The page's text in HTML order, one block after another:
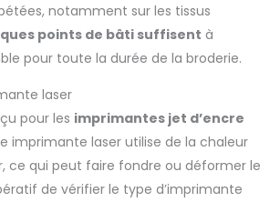
notamment sur les tissus
points de bâti suffisent à
pour toute la durée de la broderie.
laser
pour les imprimantes jet d’encre
imprimante laser utilise de la chaleur
ce qui peut faire fondre ou déformer le
de vérifier le type d’imprimante